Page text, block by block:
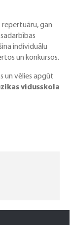
repertuāru, gan
individuālu
un konkursos.
un vēlies apgūt
vidusskola